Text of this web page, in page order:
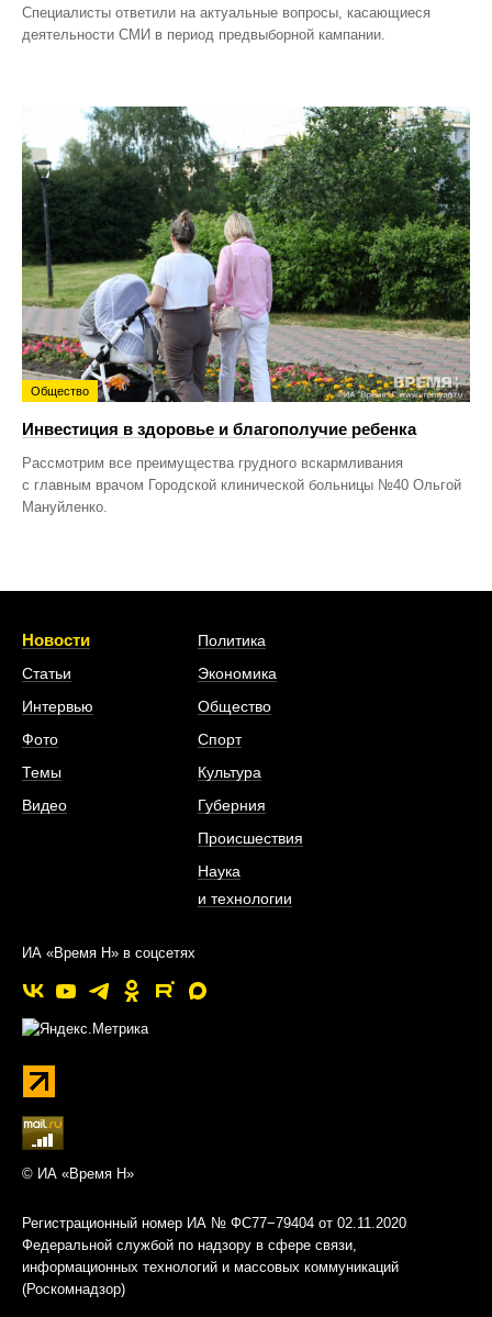
Специалисты ответили на актуальные вопросы, касающиеся
деятельности СМИ в период предвыборной кампании.
Общество
Инвестиция в здоровье и благополучие ребенка
Рассмотрим все преимущества грудного вскармливания
с главным врачом Городской клинической больницы №40 Ольгой
Мануйленко.
Новости
Статьи
Интервью
Фото
Темы
Видео
Политика
Экономика
Общество
Спорт
Культура
Губерния
Происшествия
Наука
и технологии
ИА «Время Н» в соцсетях
© ИА «Время Н»
Регистрационный номер ИА № ФС77−79404 от 02.11.2020
Федеральной службой по надзору в сфере связи,
информационных технологий и массовых коммуникаций
(Роскомнадзор)